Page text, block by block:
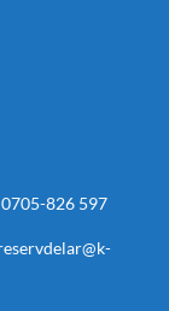
0705-826 597